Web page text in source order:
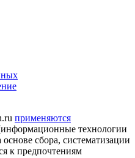
применяются
технологии
сбора, систематизации
к предпочтениям